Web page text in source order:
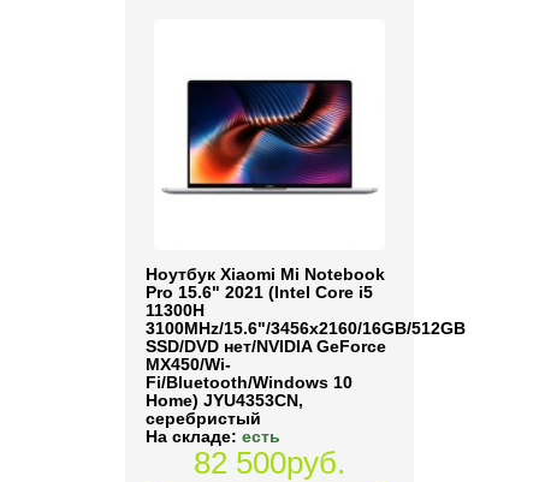
Ноутбук Xiaomi Mi Notebook
Pro 15.6" 2021 (Intel Core i5
11300H
3100MHz/15.6"/3456x2160/16GB/512GB
SSD/DVD нет/NVIDIA GeForce
MX450/Wi-
Fi/Bluetooth/Windows 10
Home) JYU4353CN,
серебристый
На складе: есть
82 500руб.